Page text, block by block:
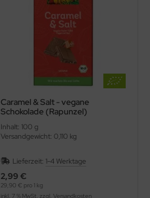
Caramel & Salt - vegane
Schokolade (Rapunzel)
Inhalt: 100 g
Versandgewicht: 0,110 kg
Lieferzeit: 1-4 Werktage
2,99 €
29,90 € pro 1 kg
inkl. 7 % MwSt. zzgl. Versandkosten